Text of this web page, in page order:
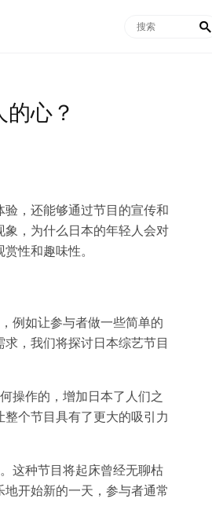

心？
，还能够通过节目的宣传和
，为什么日本的年轻人会对
性和趣味性。
例如让参与者做一些简单的
，我们将探讨日本综艺节目
操作的，增加日本了人们之
个节目具有了更大的吸引力
这种节目将起床曾经无聊枯
开始新的一天，参与者通常